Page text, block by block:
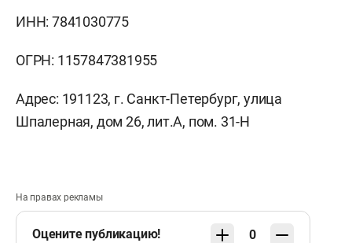
ИНН: 7841030775
ОГРН: 1157847381955
Адрес: 191123, г. Санкт-Петербург, улица
Шпалерная, дом 26, лит.А, пом. 31-Н
На правах рекламы
Оцените публикацию! 0